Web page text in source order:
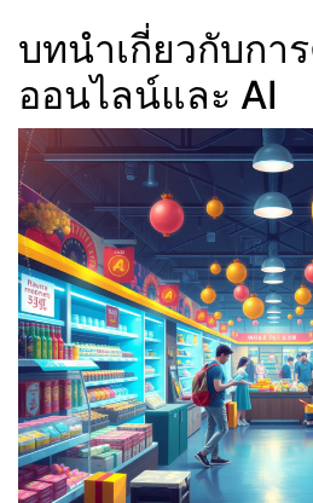
บทนำเกี่ยวกับกา
ออนไลน์และ AI